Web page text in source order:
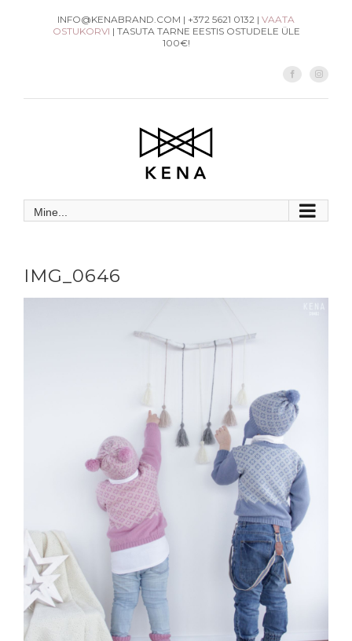
INFO@KENABRAND.COM | +372 5621 0132 | VAATA
OSTUKORVI | TASUTA TARNE EESTIS OSTUDELE ÜLE
100€!
Facebook
Mine...
IMG_0646